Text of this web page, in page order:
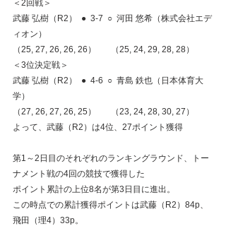
＜2回戦＞
武藤 弘樹（R2）  ●  3-7  ○  河田 悠希（株式会社エデ
ィオン）
（25, 27, 26, 26, 26）       （25, 24, 29, 28, 28）
＜3位決定戦＞
武藤 弘樹（R2）  ●  4-6  ○  青島 鉄也（日本体育大
学）
（27, 26, 27, 26, 25）       （23, 24, 28, 30, 27）
よって、武藤（R2）は4位、27ポイント獲得
第1～2日目のそれぞれのランキングラウンド、トー
ナメント戦の4回の競技で獲得した
ポイント累計の上位8名が第3日目に進出。
この時点での累計獲得ポイントは武藤（R2）84p、
飛田（理4）33p。